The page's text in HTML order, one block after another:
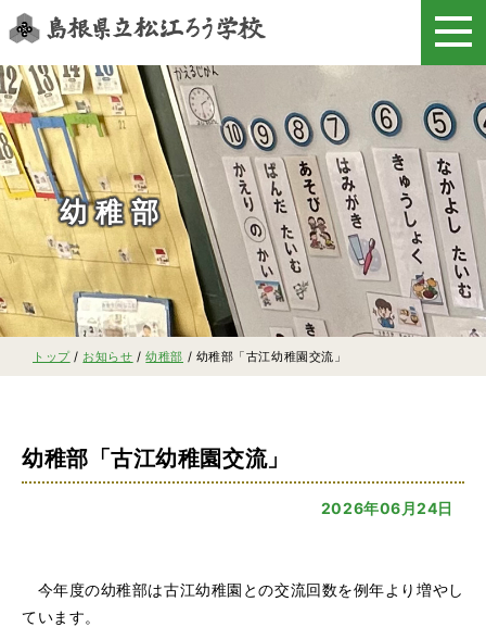
このページの本文へ
幼稚部
現
在
置：
トップ/ お知らせ /幼稚部 / 幼稚部「古江幼稚園交流」
幼稚部「古江幼稚園交流」
2026年06月24日
今年度の幼稚部は古江幼稚園との交流回数を例年より増やし
ています。